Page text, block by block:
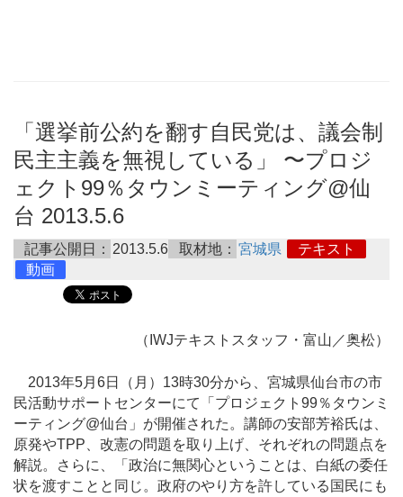
「選挙前公約を翻す自民党は、議会制
民主主義を無視している」 〜プロジ
ェクト99％タウンミーティング@仙
台 2013.5.6
記事公開日： 2013.5.6 取材地： 宮城県
テキスト
動画
（IWJテキストスタッフ・富山／奥松）
2013年5月6日（月）13時30分から、宮城県仙台市の市
民活動サポートセンターにて「プロジェクト99％タウンミ
ーティング@仙台」が開催された。講師の安部芳裕氏は、
原発やTPP、改憲の問題を取り上げ、それぞれの問題点を
解説。さらに、「政治に無関心ということは、白紙の委任
状を渡すことと同じ。政府のやり方を許している国民にも